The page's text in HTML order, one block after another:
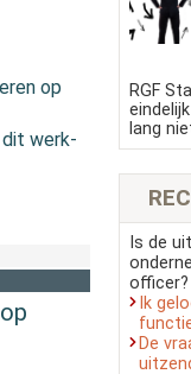
op
werk-
RGF
lang
Is de
officer?
Ik
De